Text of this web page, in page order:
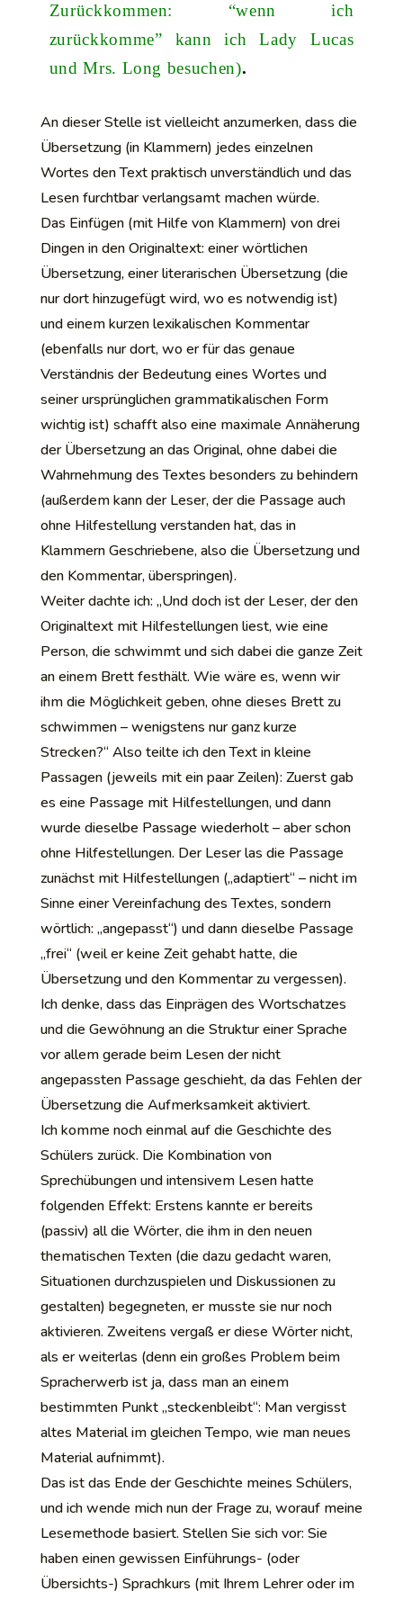
Zurückkommen: “wenn ich
zurückkomme” kann ich Lady Lucas
und Mrs. Long besuchen).
An dieser Stelle ist vielleicht anzumerken, dass die
Übersetzung (in Klammern) jedes einzelnen
Wortes den Text praktisch unverständlich und das
Lesen furchtbar verlangsamt machen würde.
Das Einfügen (mit Hilfe von Klammern) von drei
Dingen in den Originaltext: einer wörtlichen
Übersetzung, einer literarischen Übersetzung (die
nur dort hinzugefügt wird, wo es notwendig ist)
und einem kurzen lexikalischen Kommentar
(ebenfalls nur dort, wo er für das genaue
Verständnis der Bedeutung eines Wortes und
seiner ursprünglichen grammatikalischen Form
wichtig ist) schafft also eine maximale Annäherung
der Übersetzung an das Original, ohne dabei die
Wahrnehmung des Textes besonders zu behindern
(außerdem kann der Leser, der die Passage auch
ohne Hilfestellung verstanden hat, das in
Klammern Geschriebene, also die Übersetzung und
den Kommentar, überspringen).
Weiter dachte ich: „Und doch ist der Leser, der den
Originaltext mit Hilfestellungen liest, wie eine
Person, die schwimmt und sich dabei die ganze Zeit
an einem Brett festhält. Wie wäre es, wenn wir
ihm die Möglichkeit geben, ohne dieses Brett zu
schwimmen – wenigstens nur ganz kurze
Strecken?“ Also teilte ich den Text in kleine
Passagen (jeweils mit ein paar Zeilen): Zuerst gab
es eine Passage mit Hilfestellungen, und dann
wurde dieselbe Passage wiederholt – aber schon
ohne Hilfestellungen. Der Leser las die Passage
zunächst mit Hilfestellungen („adaptiert“ – nicht im
Sinne einer Vereinfachung des Textes, sondern
wörtlich: „angepasst“) und dann dieselbe Passage
„frei“ (weil er keine Zeit gehabt hatte, die
Übersetzung und den Kommentar zu vergessen).
Ich denke, dass das Einprägen des Wortschatzes
und die Gewöhnung an die Struktur einer Sprache
vor allem gerade beim Lesen der nicht
angepassten Passage geschieht, da das Fehlen der
Übersetzung die Aufmerksamkeit aktiviert.
Ich komme noch einmal auf die Geschichte des
Schülers zurück. Die Kombination von
Sprechübungen und intensivem Lesen hatte
folgenden Effekt: Erstens kannte er bereits
(passiv) all die Wörter, die ihm in den neuen
thematischen Texten (die dazu gedacht waren,
Situationen durchzuspielen und Diskussionen zu
gestalten) begegneten, er musste sie nur noch
aktivieren. Zweitens vergaß er diese Wörter nicht,
als er weiterlas (denn ein großes Problem beim
Spracherwerb ist ja, dass man an einem
bestimmten Punkt „steckenbleibt“: Man vergisst
altes Material im gleichen Tempo, wie man neues
Material aufnimmt).
Das ist das Ende der Geschichte meines Schülers,
und ich wende mich nun der Frage zu, worauf meine
Lesemethode basiert. Stellen Sie sich vor: Sie
haben einen gewissen Einführungs- (oder
Übersichts-) Sprachkurs (mit Ihrem Lehrer oder im